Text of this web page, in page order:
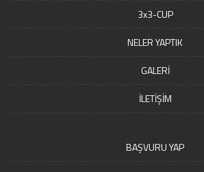
3x3-CUP
NELER YAPTIK
GALERİ
İLETİŞİM
BAŞVURU YAP